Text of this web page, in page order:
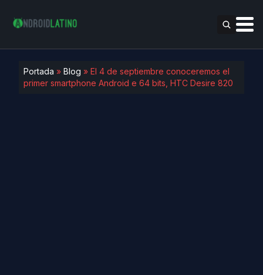
Portada » Blog » El 4 de septiembre conoceremos el
primer smartphone Android e 64 bits, HTC Desire 820